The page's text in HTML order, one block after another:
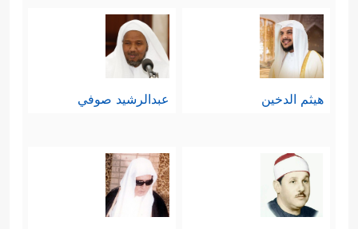
هيثم الدخين عبدالرشيد صوفي